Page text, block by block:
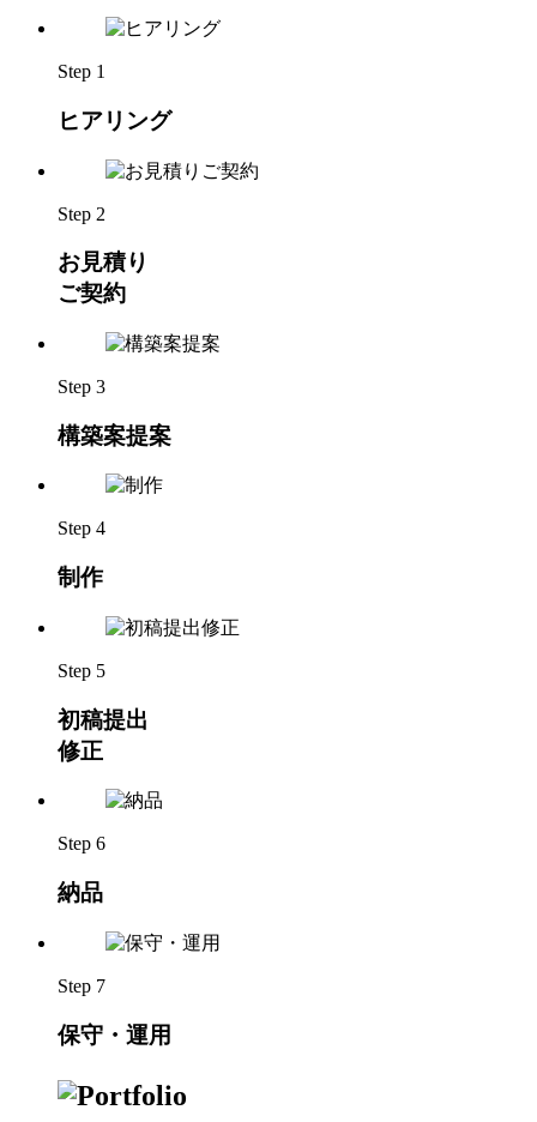
Step 1
ヒアリング
Step 2
お見積り
ご契約
Step 3
構築案提案
Step 4
制作
Step 5
初稿提出
修正
Step 6
納品
Step 7
保守・運用